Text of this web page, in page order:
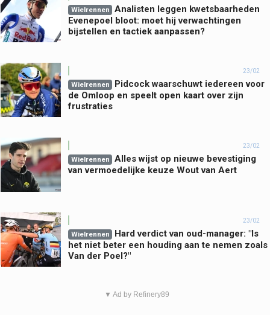
Wielrennen
Analisten leggen kwetsbaarheden
Evenepoel bloot: moet hij verwachtingen
bijstellen en tactiek aanpassen?
23/02
Wielrennen
Pidcock waarschuwt iedereen voor
de Omloop en speelt open kaart over zijn
frustraties
23/02
Wielrennen
Alles wijst op nieuwe bevestiging
van vermoedelijke keuze Wout van Aert
23/02
Wielrennen
Hard verdict van oud-manager: "Is
het niet beter een houding aan te nemen zoals
Van der Poel?"
▼ Ad by Refinery89